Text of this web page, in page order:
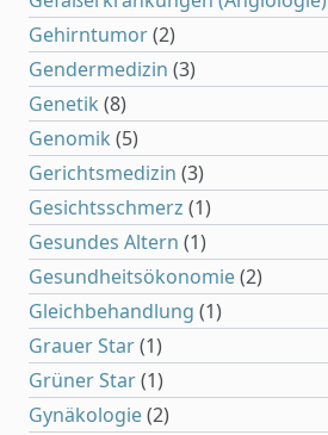
Gehirntumor(2)
Gendermedizin (3)
Genetik (8)
Genomik (5)
Gerichtsmedizin (3)
Gesichtsschmerz (1)
Gesundes Altern (1)
Gesundheitsökonomie(2)
Gleichbehandlung (1)
Grauer Star(1)
Grüner Star(1)
Gynäkologie(2)